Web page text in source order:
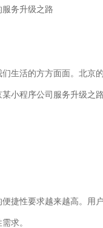
服务升级之路
生活的方方面面。北京的
小程序公司服务升级之路
捷性要求越来越高。用
求。